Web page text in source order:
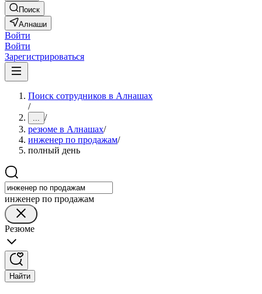
Поиск
Алнаши
Войти
Войти
Зарегистрироваться
Поиск сотрудников в Алнашах
/
... /
резюме в Алнашах/
инженер по продажам/
полный день
инженер по продажам
Резюме
Найти